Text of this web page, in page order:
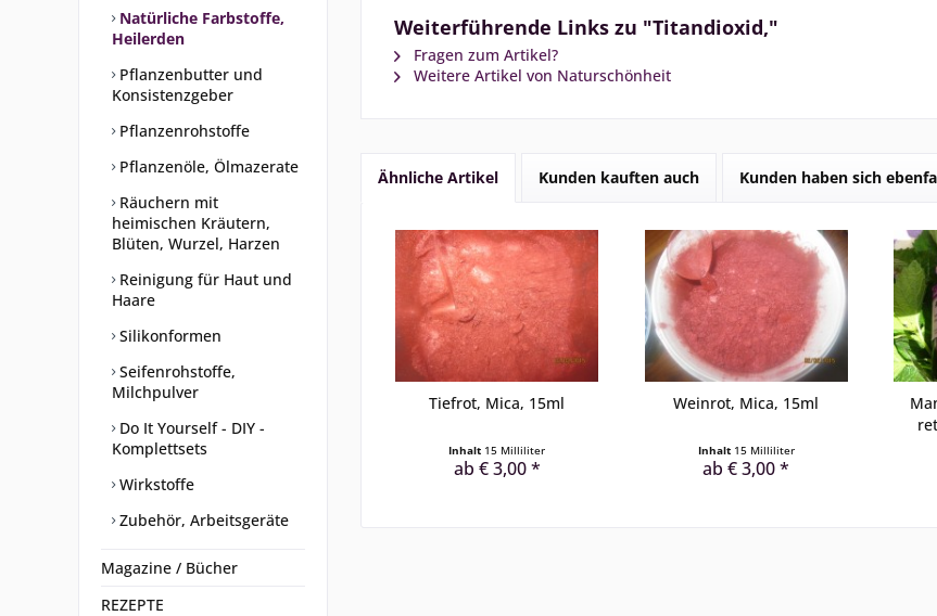
Natürliche Farbstoffe,
Heilerden
Pflanzenbutter und
Konsistenzgeber
Pflanzenrohstoffe
Pflanzenöle, Ölmazerate
Räuchern mit
heimischen Kräutern,
Blüten, Wurzel, Harzen
Reinigung für Haut und
Haare
Silikonformen
Seifenrohstoffe,
Milchpulver
Do It Yourself - DIY -
Komplettsets
Wirkstoffe
Zubehör, Arbeitsgeräte
Magazine / Bücher
REZEPTE
Weiterführende Links zu "Titandioxid,"
Fragen zum Artikel?
Weitere Artikel von Naturschönheit
Ähnliche Artikel Kunden kauften auch Kunden haben sich
Tiefrot, Mica, 15ml
Inhalt 15 Milliliter
ab € 3,00 *
Weinrot, Mica, 15ml
Inhalt 15 Milliliter
ab € 3,00 *